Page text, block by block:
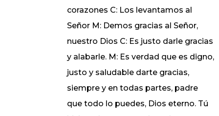
corazones C: Los levantamos al
Señor M: Demos gracias al Señor,
nuestro Dios C: Es justo darle gracias
y alabarle. M: Es verdad que es digno,
justo y saludable darte gracias,
siempre y en todas partes, padre
que todo lo puedes, Dios eterno. Tú